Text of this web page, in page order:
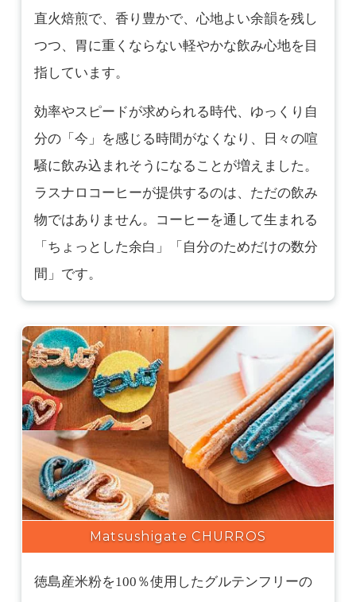
直火焙煎で、香り豊かで、心地よい余韻を残し
つつ、胃に重くならない軽やかな飲み心地を目
指しています。
効率やスピードが求められる時代、ゆっくり自
分の「今」を感じる時間がなくなり、日々の喧
騒に飲み込まれそうになることが増えました。
ラスナロコーヒーが提供するのは、ただの飲み
物ではありません。コーヒーを通して生まれる
「ちょっとした余白」「自分のためだけの数分
間」です。
Matsushigate CHURROS
徳島産米粉を100％使用したグルテンフリーの